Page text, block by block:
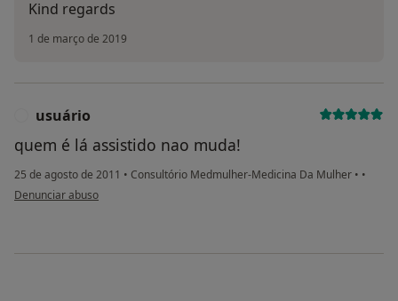
Kind regards
1 de março de 2019
usuário
quem é lá assistido nao muda!
25 de agosto de 2011 • Consultório Medmulher-Medicina Da Mulher • •
na opinião do utilizador usuário
Denunciar abuso